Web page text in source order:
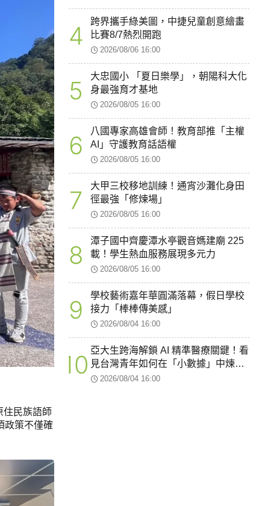
住民族語師
政策不僅確
4
跨界攜手綠美圖，中捷兒童創意繪畫
比賽8/7熱烈開跑
2026/08/06 16:00
5
大忠國小 「夏日樂學」，朝陽科大化
身最強育才基地
2026/08/05 16:00
6
八國專家高雄會師！教育部推「主權
AI」守護教育話語權
2026/08/05 16:00
7
大甲三校移地訓練！通宵沙灘化身田
徑最強「修煉場」
2026/08/05 16:00
8
潭子國中齊慶潭水亭觀音媽建廟 225
載！學生熱血服務展現多元力
2026/08/05 16:00
9
學校藝術嘉年華圓滿落幕，假日學校
接力「棒棒傳美感」
2026/08/04 16:00
10 亞大生跨海解鎖 AI 精準醫療關鍵！看
見台灣青年如何在「小數據」中煉出
智慧醫療新韌性
2026/08/04 16:00